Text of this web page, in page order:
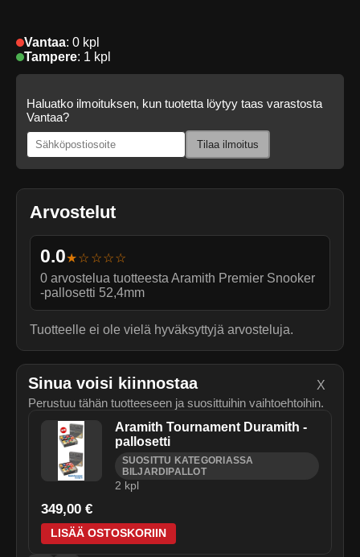
Arvostelut
0.0★☆☆☆☆
0 arvostelua tuotteesta Aramith Premier Snooker
-pallosetti 52,4mm
Tuotteelle ei ole vielä hyväksyttyjä arvosteluja.
Vantaa: 0 kpl
Tampere: 1 kpl
Haluatko ilmoituksen, kun tuotetta löytyy taas varastosta
Vantaa?
Tilaa ilmoitus
Sinua voisi kiinnostaa
Perustuu tähän tuotteeseen ja suosittuihin vaihtoehtoihin.
X
Aramith Tournament Duramith -
pallosetti
SUOSITTU KATEGORIASSA
BILJARDIPALLOT
2 kpl
349,00 €
LISÄÄ OSTOSKORIIN